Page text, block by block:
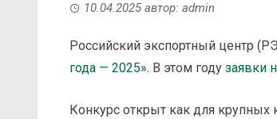
10.04.2025автор: admin
Российский экспортный центр
года — 2025». В этом году заявки
Конкурс открыт как для крупных